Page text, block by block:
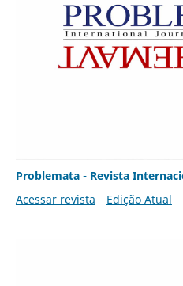
Problemata - Revista
Acessar revista
Edição Atual